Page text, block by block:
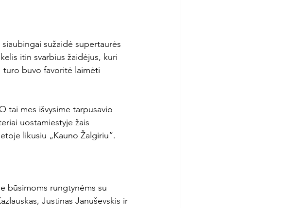
sužaidė supertaurės
itin svarbius žaidėjus, kuri
turo buvo favoritė laimėti
tai mes išvysime tarpusavio
uostamiestyje žais
likusiu „Kauno Žalgiriu“.
būsimoms rungtynėms su
Justinas Januševskis ir